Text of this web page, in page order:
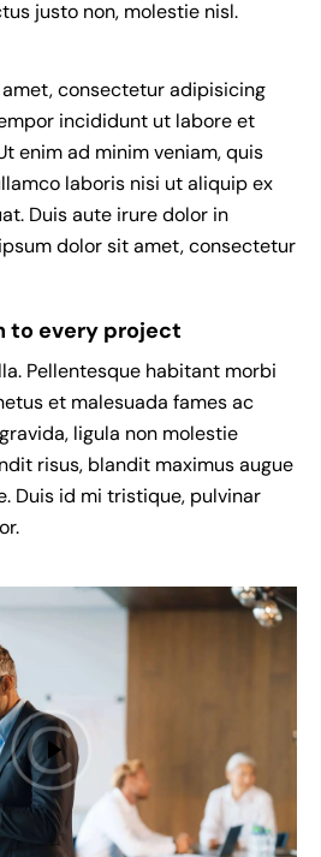
justo non, molestie nisl.
consectetur adipisicing
incididunt ut labore et
enim ad minim veniam, quis
laboris nisi ut aliquip ex
Duis aute irure dolor in
dolor sit amet, consectetur
to every project
Pellentesque habitant morbi
et malesuada fames ac
ligula non molestie
risus, blandit maximus augue
Duis id mi tristique, pulvinar